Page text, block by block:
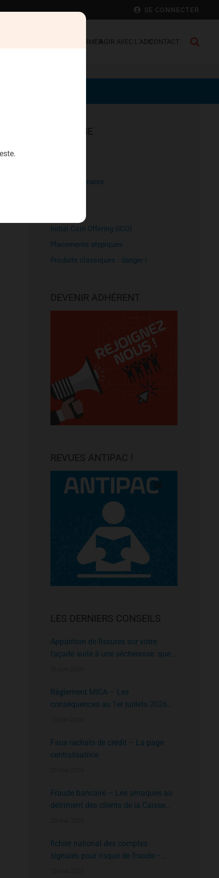
SE CONNECTER
S’INFORMERAGIR AVEC L’ADCCONTACT
EPARGNE
Cryptomonnaies
Initial Coin Offering (ICO)
Placements atypiques
Produits classiques : danger !
DEVENIR ADHÉRENT
REVUES ANTIPAC !
LES DERNIERS CONSEILS
Apparition de fissures sur votre
façade suite à une sécheresse: que
Règlement MICA – Les
conséquences au 1er juillets 2026
Faux rachats de crédit – La page
centralisatrice
Fraude bancaire – Les arnaques au
détriment des clients de la Caisse
fichier national des comptes
signalés pour risque de fraude –